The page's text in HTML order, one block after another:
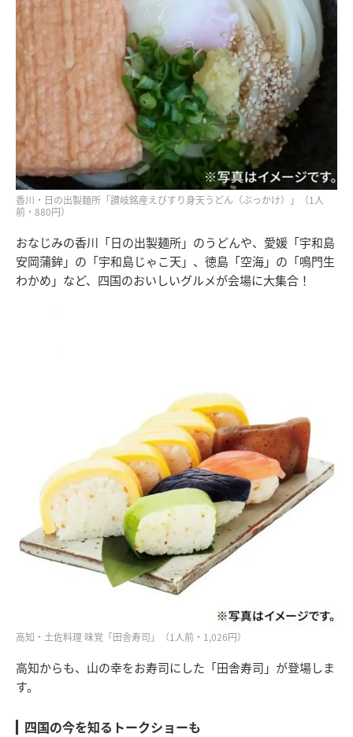
香川・日の出製麺所「讃岐銘産えびすり身天うどん（ぶっかけ）」（1人
前・880円）
おなじみの香川「日の出製麺所」のうどんや、愛媛「宇和島
安岡蒲鉾」の「宇和島じゃこ天」、徳島「空海」の「鳴門生
わかめ」など、四国のおいしいグルメが会場に大集合！
高知・土佐料理 味覚「田舎寿司」（1人前・1,026円）
高知からも、山の幸をお寿司にした「田舎寿司」が登場しま
す。
四国の今を知るトークショーも